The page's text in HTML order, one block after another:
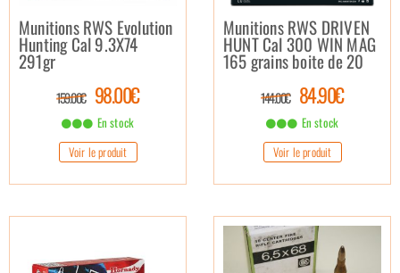
Munitions RWS Evolution
Hunting Cal 9.3X74
291gr
159.00€ 98.00€
En stock
Voir le produit
Munitions RWS DRIVEN
HUNT Cal 300 WIN MAG
165 grains boite de 20
144.00€ 84.90€
En stock
Voir le produit